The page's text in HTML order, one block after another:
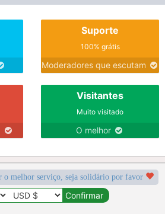
Suporte
100% grátis
Moderadores que escutam
Visitantes
Muito visitado
O melhor
o melhor serviço, seja solidário por favor